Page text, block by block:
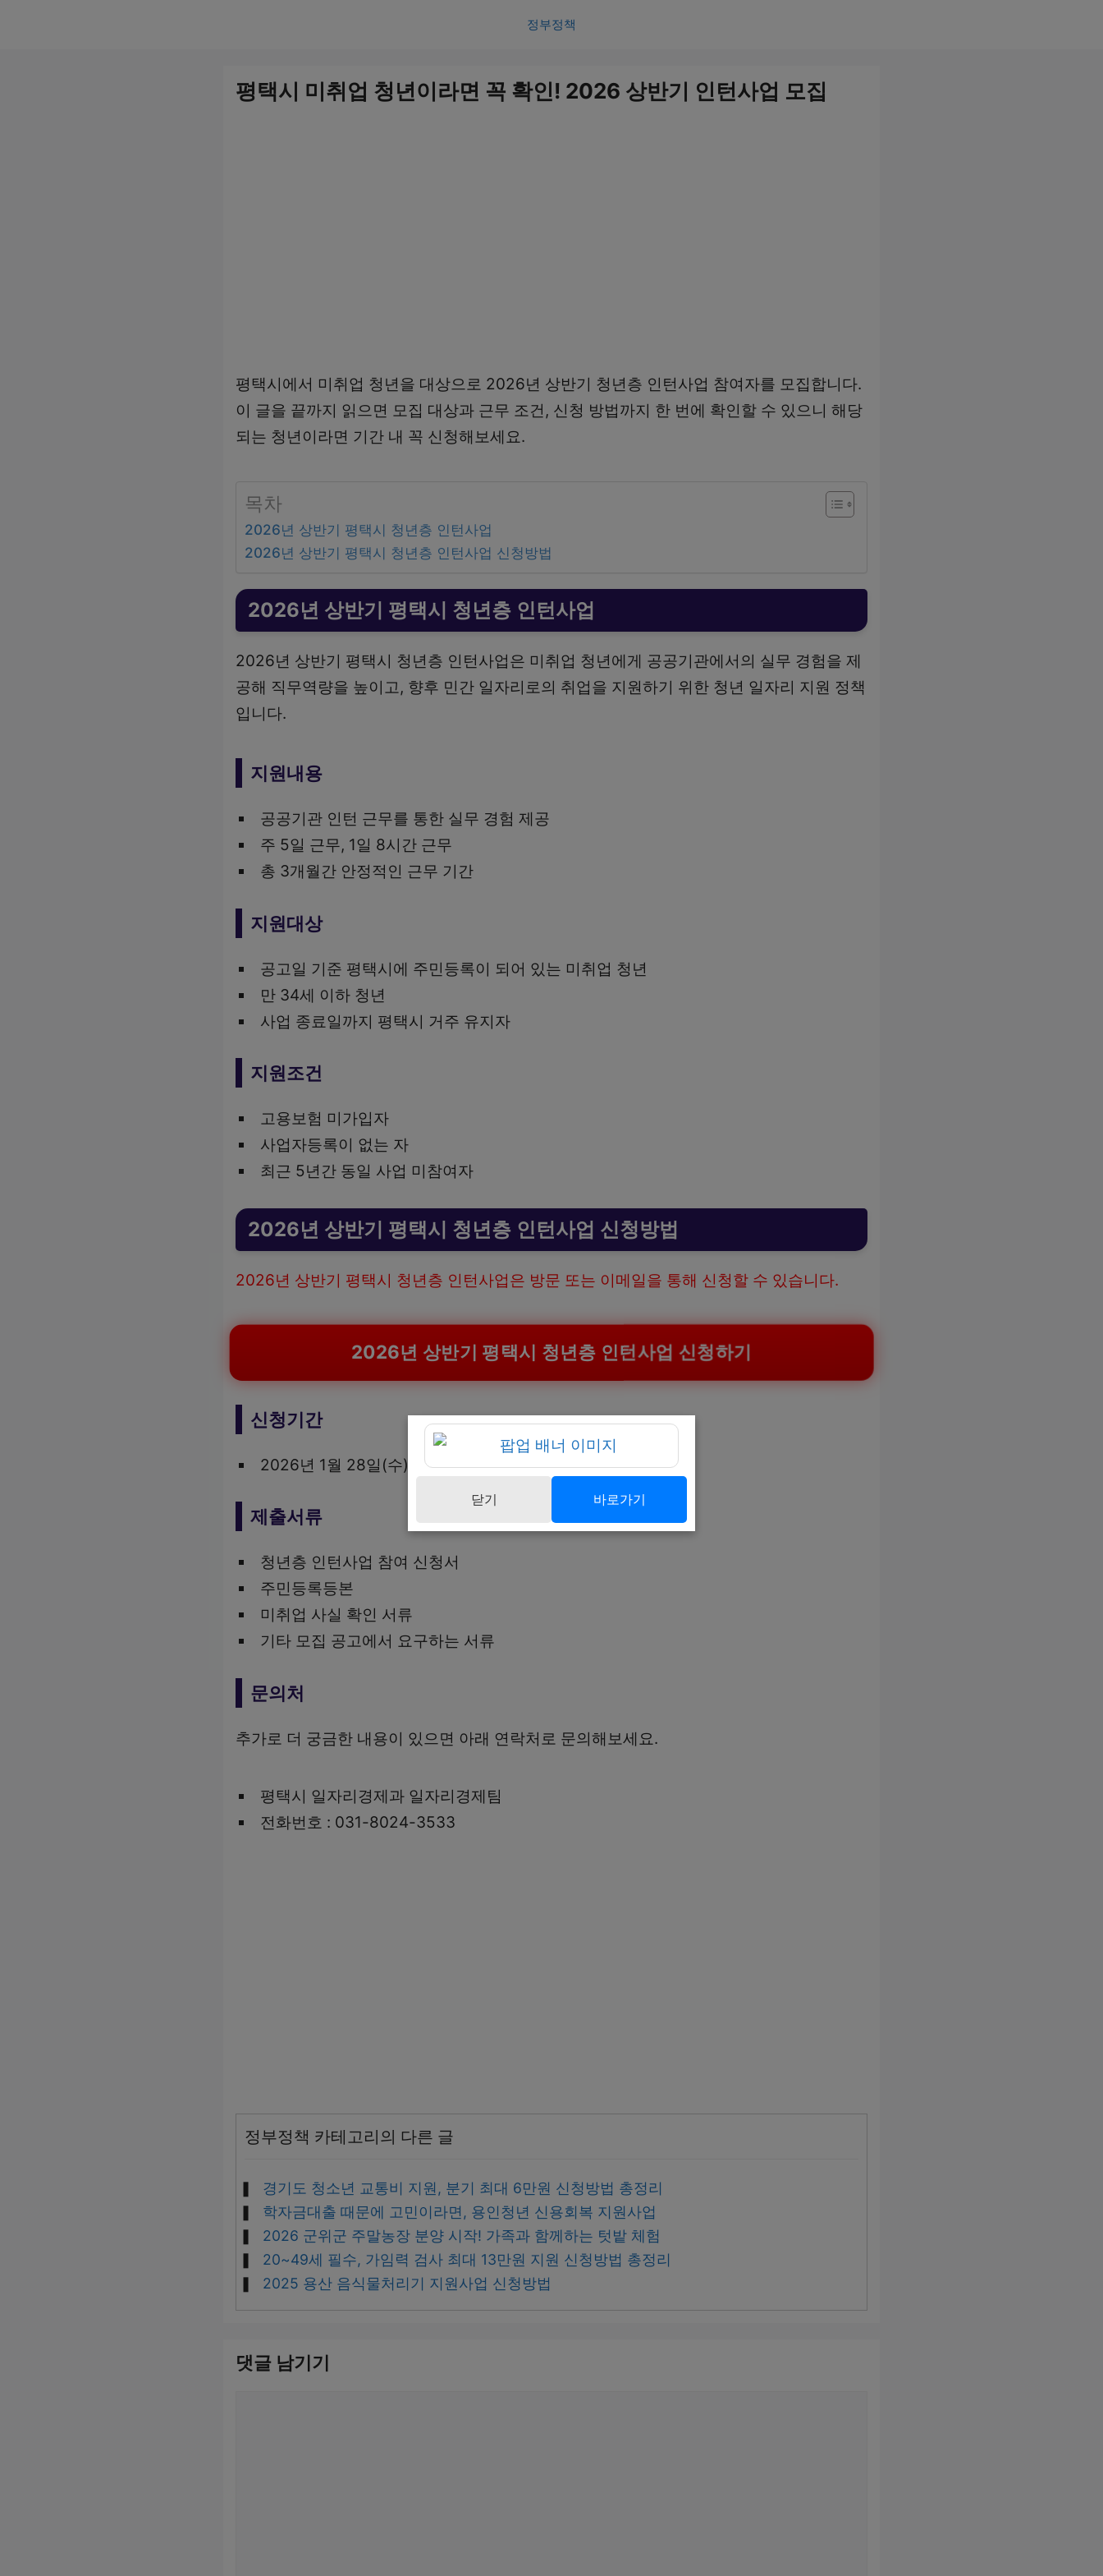
정부정책
평택시 미취업 청년이라면 꼭 확인! 2026 상반기 인턴사업 모집
평택시에서 미취업 청년을 대상으로 2026년 상반기 청년층 인턴사업 참여자를 모집합니다.
이 글을 끝까지 읽으면 모집 대상과 근무 조건, 신청 방법까지 한 번에 확인할 수 있으니 해당
되는 청년이라면 기간 내 꼭 신청해보세요.
목차
2026년 상반기 평택시 청년층 인턴사업
2026년 상반기 평택시 청년층 인턴사업 신청방법
2026년 상반기 평택시 청년층 인턴사업
2026년 상반기 평택시 청년층 인턴사업은 미취업 청년에게 공공기관에서의 실무 경험을 제
공해 직무역량을 높이고, 향후 민간 일자리로의 취업을 지원하기 위한 청년 일자리 지원 정책
입니다.
지원내용
공공기관 인턴 근무를 통한 실무 경험 제공
주 5일 근무, 1일 8시간 근무
총 3개월간 안정적인 근무 기간
지원대상
공고일 기준 평택시에 주민등록이 되어 있는 미취업 청년
만 34세 이하 청년
사업 종료일까지 평택시 거주 유지자
지원조건
고용보험 미가입자
사업자등록이 없는 자
최근 5년간 동일 사업 미참여자
2026년 상반기 평택시 청년층 인턴사업 신청방법
2026년 상반기 평택시 청년층 인턴사업은 방문 또는 이메일을 통해 신청할 수 있습니다.
2026년 상반기 평택시 청년층 인턴사업 신청하기
신청기간
2026년 1월 28일(수) 09시부터 2월 6일(금) 18시까지
제출서류
청년층 인턴사업 참여 신청서
주민등록등본
미취업 사실 확인 서류
기타 모집 공고에서 요구하는 서류
문의처
추가로 더 궁금한 내용이 있으면 아래 연락처로 문의해보세요.
평택시 일자리경제과 일자리경제팀
전화번호 : 031-8024-3533
정부정책 카테고리의 다른 글
경기도 청소년 교통비 지원, 분기 최대 6만원 신청방법 총정리
학자금대출 때문에 고민이라면, 용인청년 신용회복 지원사업
2026 군위군 주말농장 분양 시작! 가족과 함께하는 텃밭 체험
20~49세 필수, 가임력 검사 최대 13만원 지원 신청방법 총정리
2025 용산 음식물처리기 지원사업 신청방법
댓글 남기기
닫기 바로가기